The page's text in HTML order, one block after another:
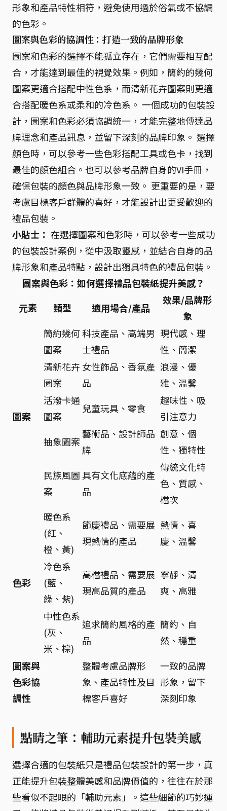
形象和產品特性相符，避免使用過於俗氣或不協調
的色彩。
圖案與色彩的協調性：打造一致的品牌形象
圖案和色彩的選擇不能孤立存在，它們需要相互配
合，才能達到最佳的視覺效果。例如，簡約的幾何
圖案更適合搭配中性色系，而清新花卉圖案則更適
合搭配暖色系或柔和的冷色系。 一個成功的包裝設
計，圖案和色彩必須協調統一，才能完整地傳達品
牌理念和產品訊息，並留下深刻的品牌印象。 選擇
顏色時，可以參考一些色彩搭配工具或色卡，找到
最佳的顏色組合。也可以參考品牌自身的VI手冊，
確保包裝的顏色與品牌形象一致。 更重要的是，要
考慮目標客戶群體的喜好，才能設計出更受歡迎的
禮品包裝。
小貼士： 在選擇圖案和色彩時，可以參考一些成功
的包裝設計案例，從中汲取靈感，並結合自身的品
牌形象和產品特點，設計出獨具特色的禮品包裝。
圖案與色彩：如何選擇禮品包裝紙提升美感？
元素
類型 適用場合/產品
效果/品牌形
象
圖案
簡約幾何
圖案
科技產品、高端男
士禮品
現代感、理
性、簡潔
清新花卉
圖案
女性飾品、香氛產
品
浪漫、優
雅、溫馨
活潑卡通
圖案
兒童玩具、零食
趣味性、吸
引注意力
抽象圖案
藝術品、設計師品
牌
創意、個
性、獨特性
民族風圖
案
具有文化底蘊的產
品
傳統文化特
色、質感、
檔次
色彩
暖色系
(紅、
橙、黃)
節慶禮品、需要展
現熱情的產品
熱情、喜
慶、溫馨
冷色系
(藍、
綠、紫)
高檔禮品、需要展
現高品質的產品
寧靜、清
爽、高雅
中性色系
(灰、
米、棕)
追求簡約風格的產
品
簡約、自
然、穩重
圖案與
色彩協
調性
整體考慮品牌形
象、產品特性及目
標客戶喜好
一致的品牌
形象，留下
深刻印象
點睛之筆：輔助元素提升包裝美感
選擇合適的包裝紙只是禮品包裝設計的第一步，真
正能提升包裝整體美感和品牌價值的，往往在於那
些看似不起眼的「輔助元素」。這些細節的巧妙運